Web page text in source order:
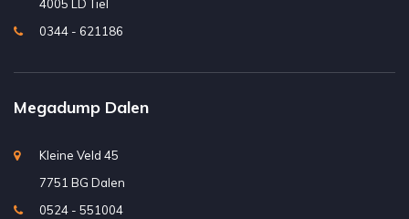
4005 LD Tiel
0344 - 621186
Megadump Dalen
Kleine Veld 45
7751 BG Dalen
0524 - 551004